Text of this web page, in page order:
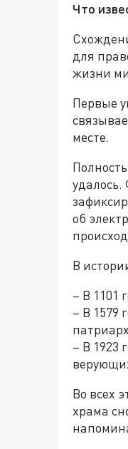
Что
для
жизни
Первые
месте.
удалось.
об
В
– В 1101
– В 1579
– В 1923
Во всех
храма